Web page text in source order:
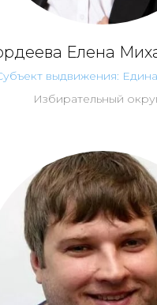
Елена
выдвижения:
Избирательный